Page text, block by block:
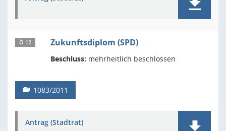
Ö 12 Zukunftsdiplom (SPD)
Beschluss: mehrheitlich beschlossen
1083/2011
Antrag (Stadtrat)